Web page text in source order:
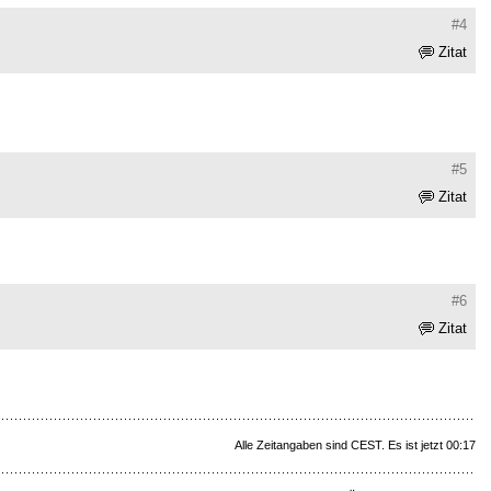
#4
Zitat
#5
Zitat
#6
Zitat
Alle Zeitangaben sind CEST. Es ist jetzt 00:17